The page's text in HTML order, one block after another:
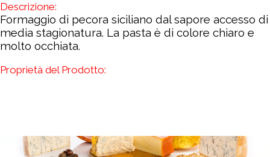
Descrizione:
Formaggio di pecora siciliano dal sapore accesso di
media stagionatura. La pasta è di colore chiaro e
molto occhiata.
Proprietà del Prodotto: